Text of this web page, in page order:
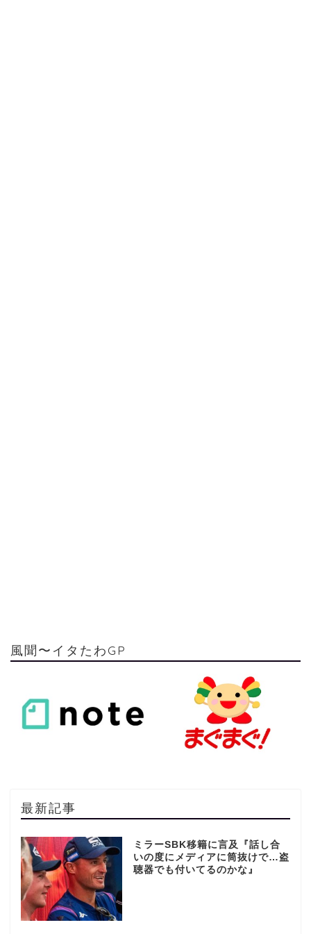
風聞〜イタたわGP
最新記事
ミラーSBK移籍に言及『話し合
いの度にメディアに筒抜けで…盗
聴器でも付いてるのかな』